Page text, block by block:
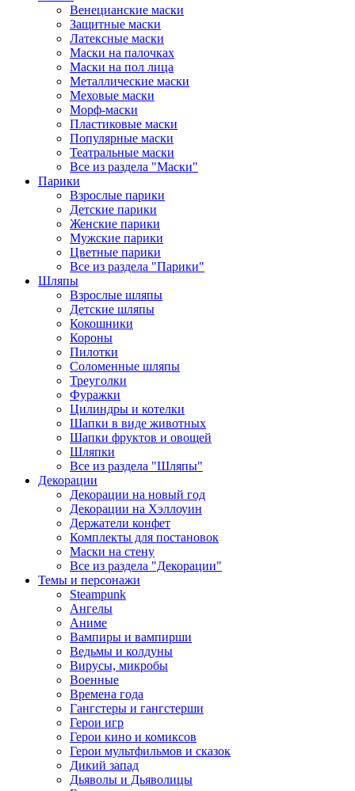
Венецианские маски
Защитные маски
Латексные маски
Маски на палочках
Маски на пол лица
Металлические маски
Меховые маски
Морф-маски
Пластиковые маски
Популярные маски
Театральные маски
Все из раздела "Маски"
Парики
Взрослые парики
Детские парики
Женские парики
Мужские парики
Цветные парики
Все из раздела "Парики"
Шляпы
Взрослые шляпы
Детские шляпы
Кокошники
Короны
Пилотки
Соломенные шляпы
Треуголки
Фуражки
Цилиндры и котелки
Шапки в виде животных
Шапки фруктов и овощей
Шляпки
Все из раздела "Шляпы"
Декорации
Декорации на новый год
Декорации на Хэллоуин
Держатели конфет
Комплекты для постановок
Маски на стену
Все из раздела "Декорации"
Темы и персонажи
Steampunk
Ангелы
Аниме
Вампиры и вампирши
Ведьмы и колдуны
Вирусы, микробы
Военные
Времена года
Гангстеры и гангстерши
Герои игр
Герои кино и комиксов
Герои мультфильмов и сказок
Дикий запад
Дьяволы и Дьяволицы